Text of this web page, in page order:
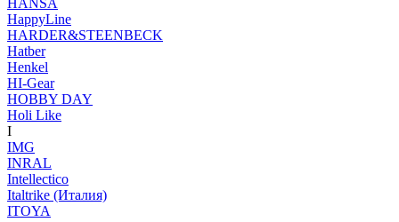
HANSA
HappyLine
HARDER&STEENBECK
Hatber
Henkel
HI-Gear
HOBBY DAY
Holi Like
I
IMG
INRAL
Intellectico
Italtrike (Италия)
ITOYA